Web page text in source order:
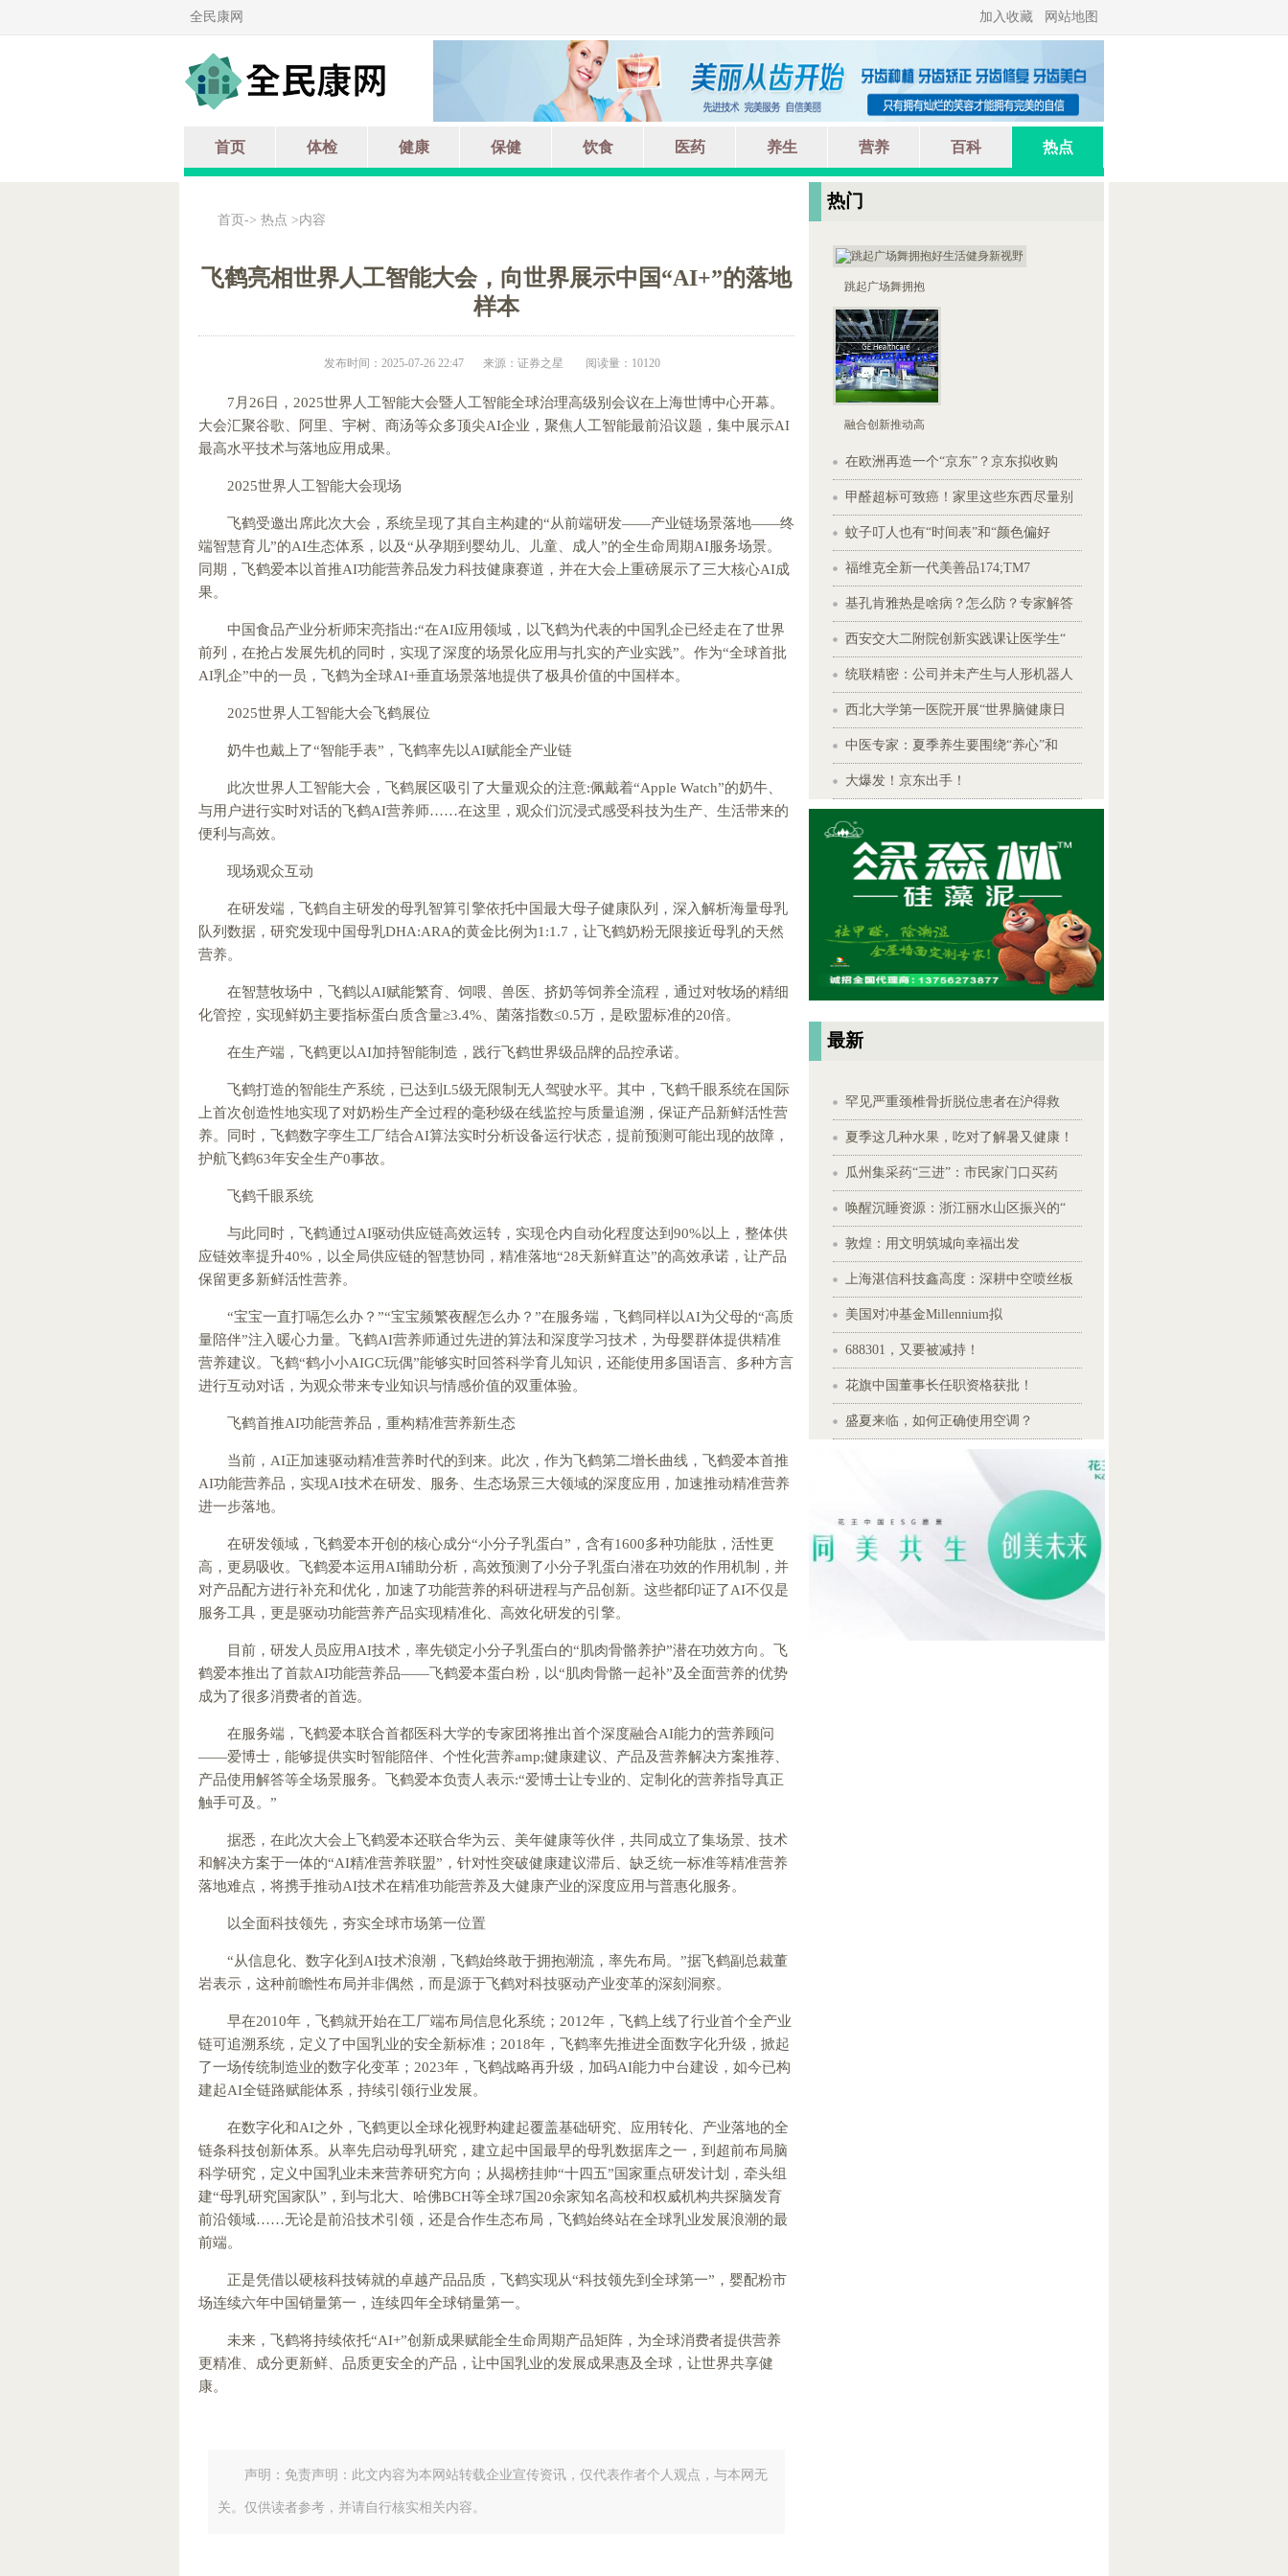
全民康网 加入收藏 网站地图
首页 体检 健康 保健 饮食 医药 养生 营养 百科 热点
首页 -> 热点 >内容
飞鹤亮相世界人工智能大会，向世界展示中国“AI+”的落地
样本
发布时间：2025-07-26 22:47 来源：证券之星 阅读量：10120
7月26日，2025世界人工智能大会暨人工智能全球治理高级别会议在上海世博中心开幕。
大会汇聚谷歌、阿里、宇树、商汤等众多顶尖AI企业，聚焦人工智能最前沿议题，集中展示AI
最高水平技术与落地应用成果。
2025世界人工智能大会现场
飞鹤受邀出席此次大会，系统呈现了其自主构建的“从前端研发——产业链场景落地——终
端智慧育儿”的AI生态体系，以及“从孕期到婴幼儿、儿童、成人”的全生命周期AI服务场景。
同期，飞鹤爱本以首推AI功能营养品发力科技健康赛道，并在大会上重磅展示了三大核心AI成
果。
中国食品产业分析师宋亮指出:“在AI应用领域，以飞鹤为代表的中国乳企已经走在了世界
前列，在抢占发展先机的同时，实现了深度的场景化应用与扎实的产业实践”。作为“全球首批
AI乳企”中的一员，飞鹤为全球AI+垂直场景落地提供了极具价值的中国样本。
2025世界人工智能大会飞鹤展位
奶牛也戴上了“智能手表”，飞鹤率先以AI赋能全产业链
此次世界人工智能大会，飞鹤展区吸引了大量观众的注意:佩戴着“Apple Watch”的奶牛、
与用户进行实时对话的飞鹤AI营养师……在这里，观众们沉浸式感受科技为生产、生活带来的
便利与高效。
现场观众互动
在研发端，飞鹤自主研发的母乳智算引擎依托中国最大母子健康队列，深入解析海量母乳
队列数据，研究发现中国母乳DHA:ARA的黄金比例为1:1.7，让飞鹤奶粉无限接近母乳的天然
营养。
在智慧牧场中，飞鹤以AI赋能繁育、饲喂、兽医、挤奶等饲养全流程，通过对牧场的精细
化管控，实现鲜奶主要指标蛋白质含量≥3.4%、菌落指数≤0.5万，是欧盟标准的20倍。
在生产端，飞鹤更以AI加持智能制造，践行飞鹤世界级品牌的品控承诺。
飞鹤打造的智能生产系统，已达到L5级无限制无人驾驶水平。其中，飞鹤千眼系统在国际
上首次创造性地实现了对奶粉生产全过程的毫秒级在线监控与质量追溯，保证产品新鲜活性营
养。同时，飞鹤数字孪生工厂结合AI算法实时分析设备运行状态，提前预测可能出现的故障，
护航飞鹤63年安全生产0事故。
飞鹤千眼系统
与此同时，飞鹤通过AI驱动供应链高效运转，实现仓内自动化程度达到90%以上，整体供
应链效率提升40%，以全局供应链的智慧协同，精准落地“28天新鲜直达”的高效承诺，让产品
保留更多新鲜活性营养。
“宝宝一直打嗝怎么办？”“宝宝频繁夜醒怎么办？”在服务端，飞鹤同样以AI为父母的“高质
量陪伴”注入暖心力量。飞鹤AI营养师通过先进的算法和深度学习技术，为母婴群体提供精准
营养建议。飞鹤“鹤小小AIGC玩偶”能够实时回答科学育儿知识，还能使用多国语言、多种方言
进行互动对话，为观众带来专业知识与情感价值的双重体验。
飞鹤首推AI功能营养品，重构精准营养新生态
当前，AI正加速驱动精准营养时代的到来。此次，作为飞鹤第二增长曲线，飞鹤爱本首推
AI功能营养品，实现AI技术在研发、服务、生态场景三大领域的深度应用，加速推动精准营养
进一步落地。
在研发领域，飞鹤爱本开创的核心成分“小分子乳蛋白”，含有1600多种功能肽，活性更
高，更易吸收。飞鹤爱本运用AI辅助分析，高效预测了小分子乳蛋白潜在功效的作用机制，并
对产品配方进行补充和优化，加速了功能营养的科研进程与产品创新。这些都印证了AI不仅是
服务工具，更是驱动功能营养产品实现精准化、高效化研发的引擎。
目前，研发人员应用AI技术，率先锁定小分子乳蛋白的“肌肉骨骼养护”潜在功效方向。飞
鹤爱本推出了首款AI功能营养品——飞鹤爱本蛋白粉，以“肌肉骨骼一起补”及全面营养的优势
成为了很多消费者的首选。
在服务端，飞鹤爱本联合首都医科大学的专家团将推出首个深度融合AI能力的营养顾问
——爱博士，能够提供实时智能陪伴、个性化营养amp;健康建议、产品及营养解决方案推荐、
产品使用解答等全场景服务。飞鹤爱本负责人表示:“爱博士让专业的、定制化的营养指导真正
触手可及。”
据悉，在此次大会上飞鹤爱本还联合华为云、美年健康等伙伴，共同成立了集场景、技术
和解决方案于一体的“AI精准营养联盟”，针对性突破健康建议滞后、缺乏统一标准等精准营养
落地难点，将携手推动AI技术在精准功能营养及大健康产业的深度应用与普惠化服务。
以全面科技领先，夯实全球市场第一位置
“从信息化、数字化到AI技术浪潮，飞鹤始终敢于拥抱潮流，率先布局。”据飞鹤副总裁董
岩表示，这种前瞻性布局并非偶然，而是源于飞鹤对科技驱动产业变革的深刻洞察。
早在2010年，飞鹤就开始在工厂端布局信息化系统；2012年，飞鹤上线了行业首个全产业
链可追溯系统，定义了中国乳业的安全新标准；2018年，飞鹤率先推进全面数字化升级，掀起
了一场传统制造业的数字化变革；2023年，飞鹤战略再升级，加码AI能力中台建设，如今已构
建起AI全链路赋能体系，持续引领行业发展。
在数字化和AI之外，飞鹤更以全球化视野构建起覆盖基础研究、应用转化、产业落地的全
链条科技创新体系。从率先启动母乳研究，建立起中国最早的母乳数据库之一，到超前布局脑
科学研究，定义中国乳业未来营养研究方向；从揭榜挂帅“十四五”国家重点研发计划，牵头组
建“母乳研究国家队”，到与北大、哈佛BCH等全球7国20余家知名高校和权威机构共探脑发育
前沿领域……无论是前沿技术引领，还是合作生态布局，飞鹤始终站在全球乳业发展浪潮的最
前端。
正是凭借以硬核科技铸就的卓越产品品质，飞鹤实现从“科技领先到全球第一”，婴配粉市
场连续六年中国销量第一，连续四年全球销量第一。
未来，飞鹤将持续依托“AI+”创新成果赋能全生命周期产品矩阵，为全球消费者提供营养
更精准、成分更新鲜、品质更安全的产品，让中国乳业的发展成果惠及全球，让世界共享健
康。
声明：免责声明：此文内容为本网站转载企业宣传资讯，仅代表作者个人观点，与本网无
关。仅供读者参考，并请自行核实相关内容。
热门
跳起广场舞拥抱
融合创新推动高
在欧洲再造一个“京东”？京东拟收购
甲醛超标可致癌！家里这些东西尽量别
蚊子叮人也有“时间表”和“颜色偏好
福维克全新一代美善品174;TM7
基孔肯雅热是啥病？怎么防？专家解答
西安交大二附院创新实践课让医学生“
统联精密：公司并未产生与人形机器人
西北大学第一医院开展“世界脑健康日
中医专家：夏季养生要围绕“养心”和
大爆发！京东出手！
最新
罕见严重颈椎骨折脱位患者在沪得救
夏季这几种水果，吃对了解暑又健康！
瓜州集采药“三进”：市民家门口买药
唤醒沉睡资源：浙江丽水山区振兴的“
敦煌：用文明筑城向幸福出发
上海湛信科技鑫高度：深耕中空喷丝板
美国对冲基金Millennium拟
688301，又要被减持！
花旗中国董事长任职资格获批！
盛夏来临，如何正确使用空调？